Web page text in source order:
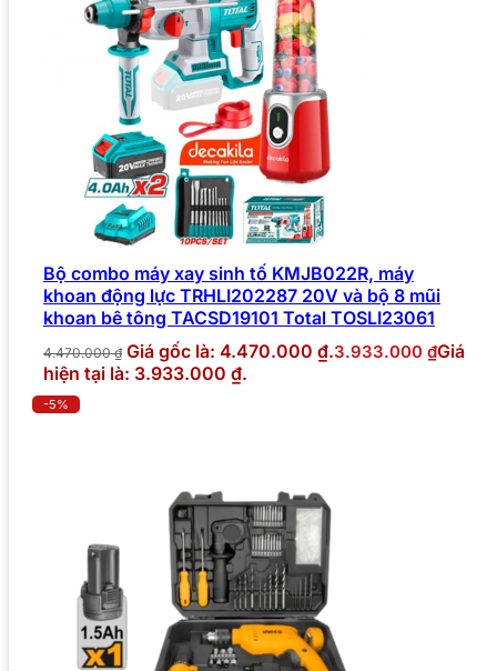
Bộ combo máy xay sinh tố KMJB022R, máy
khoan động lực TRHLI202287 20V và bộ 8 mũi
khoan bê tông TACSD19101 Total TOSLI23061
4.470.000₫ Giá gốc là: 4.470.000 ₫.3.933.000 ₫Giá
hiện tại là: 3.933.000 ₫.
-5%